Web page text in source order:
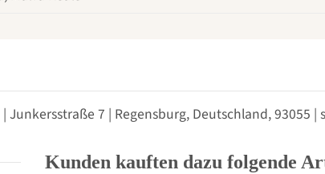
7 | Regensburg, Deutschland,
Kunden kauften dazu folgende